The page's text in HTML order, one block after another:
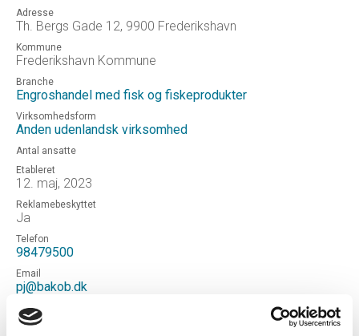
Adresse
Th. Bergs Gade 12, 9900 Frederikshavn
Kommune
Frederikshavn Kommune
Branche
Engroshandel med fisk og fiskeprodukter
Virksomhedsform
Anden udenlandsk virksomhed
Antal ansatte
Etableret
12. maj, 2023
Reklamebeskyttet
Ja
Telefon
98479500
Email
pj@bakob.dk
Hjemmeside
Seafood Brands AS